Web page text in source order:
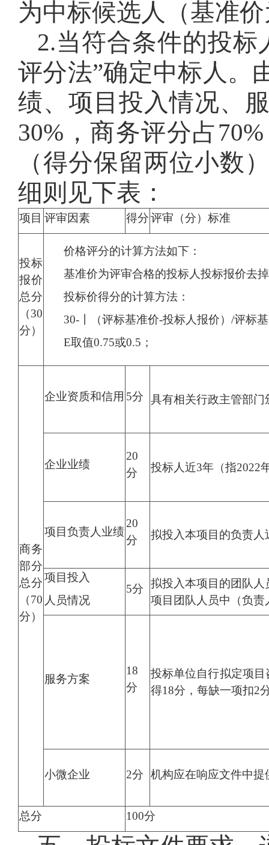
为中标候选人（基准
2.当符合条件的投标
评分法”确定中标人。
绩、项目投入情况、
30%，商务评分占
（得分保留两位小数
细则见下表：
项目 评审因素 得分评审（分）标准
投标
报价
总分
（30
分）
价格评分的计算方法如下：
基准价为评审合格的投标人投标报价去
投标价得分的计算方法：
30-丨（评标基准价-投标人报价）/评标
E取值0.75或0.5；
商务
部分
总分
（70
分）
企业资质和信用 5分 具有相关行政主管部
企业业绩
20
分
投标人近3年（指2022
项目负责人业绩
20
分
拟投入本项目的负责
项目投入
人员情况
5分
拟投入本项目的团队
项目团队人员中（负
服务方案
18
分
投标单位自行拟定项
得18分，每缺一项扣2
小微企业 2分 机构应在响应文件中
总分 100分